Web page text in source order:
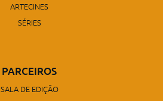
ARTECINES
SÉRIES
PARCEIROS
SALA DE EDIÇÃO